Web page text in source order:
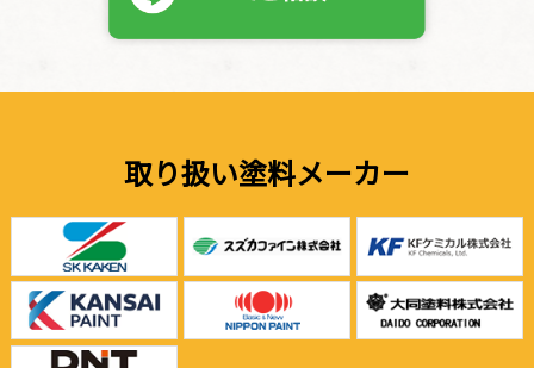
取り扱い塗料メーカー